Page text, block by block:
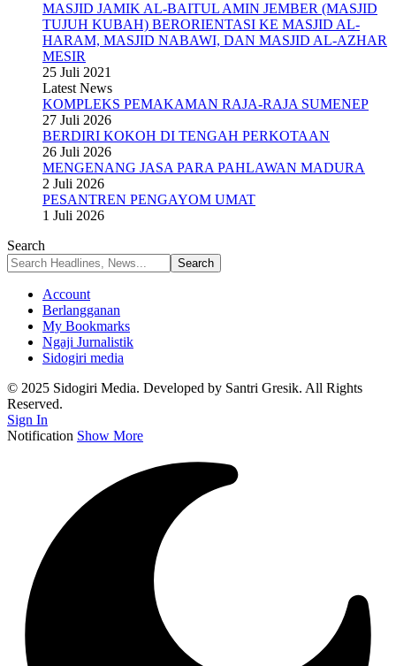
MASJID JAMIK AL-BAITUL AMIN JEMBER (MASJID
TUJUH KUBAH) BERORIENTASI KE MASJID AL-
HARAM, MASJID NABAWI, DAN MASJID AL-AZHAR
MESIR
25 Juli 2021
Latest News
KOMPLEKS PEMAKAMAN RAJA-RAJA SUMENEP
27 Juli 2026
BERDIRI KOKOH DI TENGAH PERKOTAAN
26 Juli 2026
MENGENANG JASA PARA PAHLAWAN MADURA
2 Juli 2026
PESANTREN PENGAYOM UMAT
1 Juli 2026
Search
Account
Berlangganan
My Bookmarks
Ngaji Jurnalistik
Sidogiri media
© 2025 Sidogiri Media. Developed by Santri Gresik. All Rights
Reserved.
Sign In
Notification Show More